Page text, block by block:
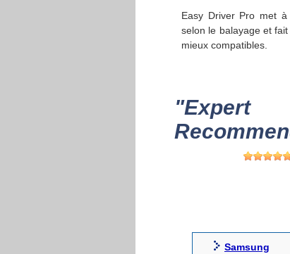
Easy Driver Pro met
selon le balayage et
mieux compatibles.
"Expert
Samsung